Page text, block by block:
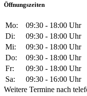
Öffnungszeiten
Mo:
09:30 - 18:00 Uhr
Di:
09:30 - 18:00 Uhr
Mi:
09:30 - 18:00 Uhr
Do:
09:30 - 18:00 Uhr
Fr:
09:30 - 18:00 Uhr
Sa:
09:30 - 16:00 Uhr
Weitere Termine nach